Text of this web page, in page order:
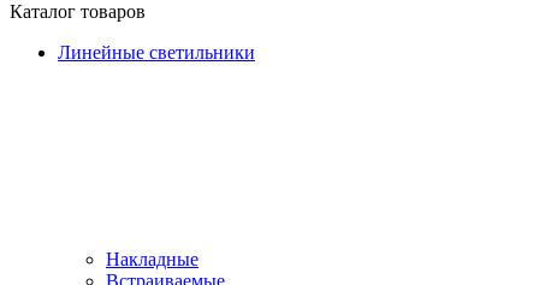
Каталог товаров
Линейные светильники
Накладные
Встраиваемые